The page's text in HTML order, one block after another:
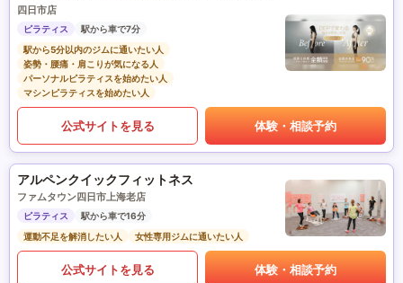
四日市店
ピラティス
駅から車で7分
駅から5分以内のジムに通いたい人
姿勢・腰痛・肩こりが気になる人
パーソナルピラティスを始めたい人
マシンピラティスを始めたい人
公式サイトを見る 体験・相談予約
アルペンクイックフィットネス
ファムタウン四日市上海老店
ピラティス
駅から車で16分
運動不足を解消したい人
女性専用ジムに通いたい人
公式サイトを見る 体験・相談予約